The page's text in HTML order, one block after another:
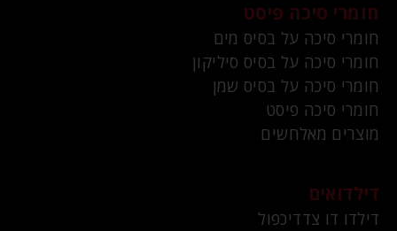
חומרי סיכה פיסט
חומרי סיכה על בסיס מים
חומרי סיכה על בסיס סיליקון
חומרי סיכה על בסיס שמן
חומרי סיכה פיסט
מוצרים מאלחשים
דילדואים
דילדו דו צדדיכפול